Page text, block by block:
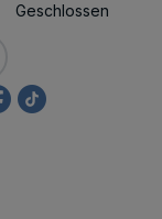
Geschlossen